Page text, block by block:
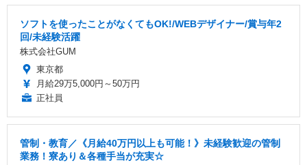
ソフトを使ったことがなくてもOK!/WEBデザイナー/賞与年2
回/未経験活躍
株式会社GUM
東京都
月給29万5,000円～50万円
正社員
管制・教育／《月給40万円以上も可能！》未経験歓迎の管制
業務！寮あり＆各種手当が充実☆